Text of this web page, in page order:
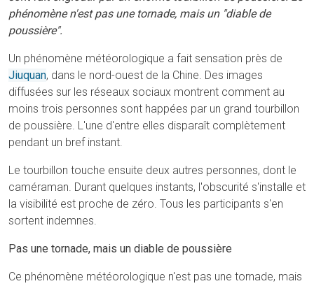
phénomène n'est pas une tornade, mais un "diable de
poussière".
Un phénomène météorologique a fait sensation près de
Jiuquan, dans le nord-ouest de la Chine. Des images
diffusées sur les réseaux sociaux montrent comment au
moins trois personnes sont happées par un grand tourbillon
de poussière. L'une d'entre elles disparaît complètement
pendant un bref instant.
Le tourbillon touche ensuite deux autres personnes, dont le
caméraman. Durant quelques instants, l'obscurité s'installe et
la visibilité est proche de zéro. Tous les participants s'en
sortent indemnes.
Pas une tornade, mais un diable de poussière
Ce phénomène météorologique n'est pas une tornade, mais